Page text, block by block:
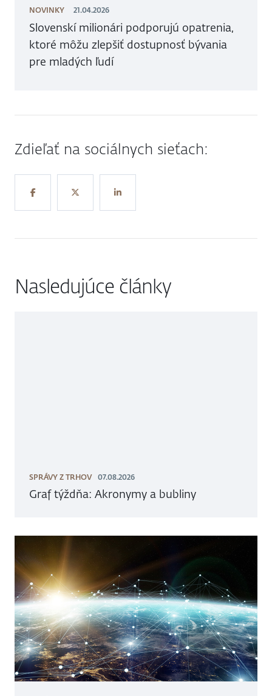
NOVINKY 21.04.2026
Slovenskí milionári podporujú opatrenia,
ktoré môžu zlepšiť dostupnosť bývania
pre mladých ľudí
Zdieľať na sociálnych sieťach:
Nasledujúce články
SPRÁVY Z TRHOV 07.08.2026
Graf týždňa: Akronymy a bubliny